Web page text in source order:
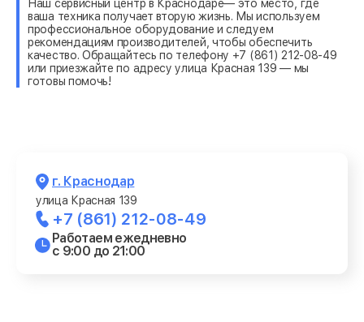
Наш сервисный центр в Краснодаре— это место, где
ваша техника получает вторую жизнь. Мы используем
профессиональное оборудование и следуем
рекомендациям производителей, чтобы обеспечить
качество. Обращайтесь по телефону +7 (861) 212-08-49
или приезжайте по адресу улица Красная 139 — мы
готовы помочь!
г. Краснодар
улица Красная 139
+7 (861) 212-08-49
Работаем ежедневно
с 9:00 до 21:00